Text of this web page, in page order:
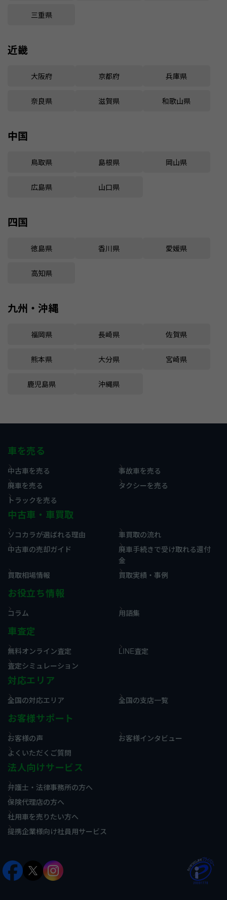
三重県
近畿
大阪府 京都府 兵庫県
奈良県 滋賀県 和歌山県
中国
鳥取県 島根県 岡山県
広島県 山口県
四国
徳島県 香川県 愛媛県
高知県
九州・沖縄
福岡県 長崎県 佐賀県
熊本県 大分県 宮崎県
鹿児島県 沖縄県
車を売る
中古車を売る
事故車を売る
廃車を売る
タクシーを売る
トラックを売る
中古車・車買取
ソコカラが選ばれる理由
車買取の流れ
中古車の売却ガイド
廃車手続きで受け取れる還付
金
買取相場情報
買取実績・事例
お役立ち情報
コラム 用語集
車査定
無料オンライン査定
LINE査定
査定シミュレーション
対応エリア
全国の対応エリア 全国の支店一覧
お客様サポート
お客様の声
お客様インタビュー
よくいただくご質問
法人向けサービス
弁護士・法律事務所の方へ
保険代理店の方へ
社用車を売りたい方へ
提携企業様向け社員用サービス